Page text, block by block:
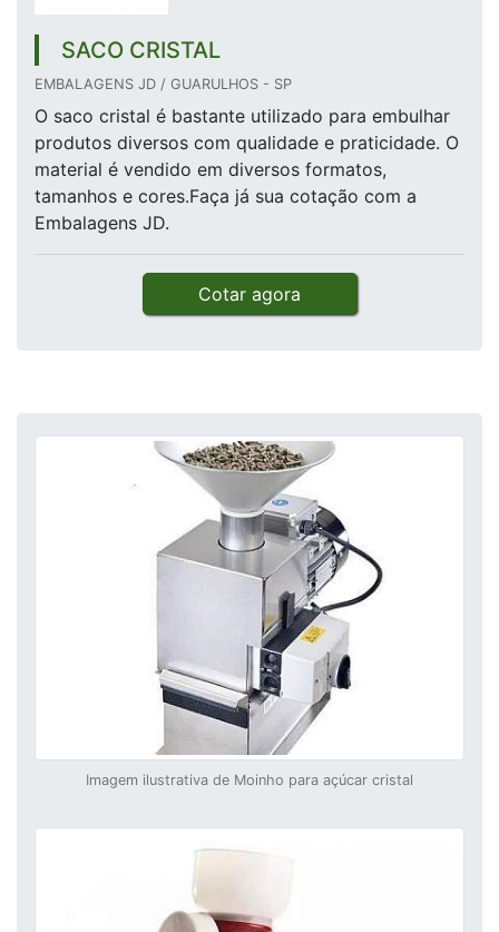
SACO CRISTAL
EMBALAGENS JD / GUARULHOS - SP
O saco cristal é bastante utilizado para embulhar
produtos diversos com qualidade e praticidade. O
material é vendido em diversos formatos,
tamanhos e cores.Faça já sua cotação com a
Embalagens JD.
Cotar agora
Imagem ilustrativa de Moinho para açúcar cristal